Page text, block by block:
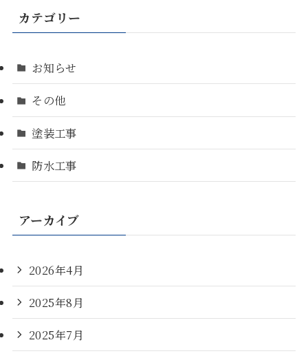
カテゴリー
お知らせ
その他
塗装工事
防水工事
アーカイブ
2026年4月
2025年8月
2025年7月